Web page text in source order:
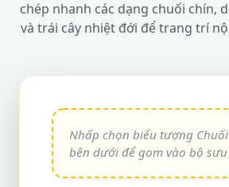
chép nhanh các dạng chuối chín,
và trái cây nhiệt đới để trang trí